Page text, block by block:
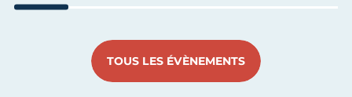
TOUS LES ÉVÈNEMENTS